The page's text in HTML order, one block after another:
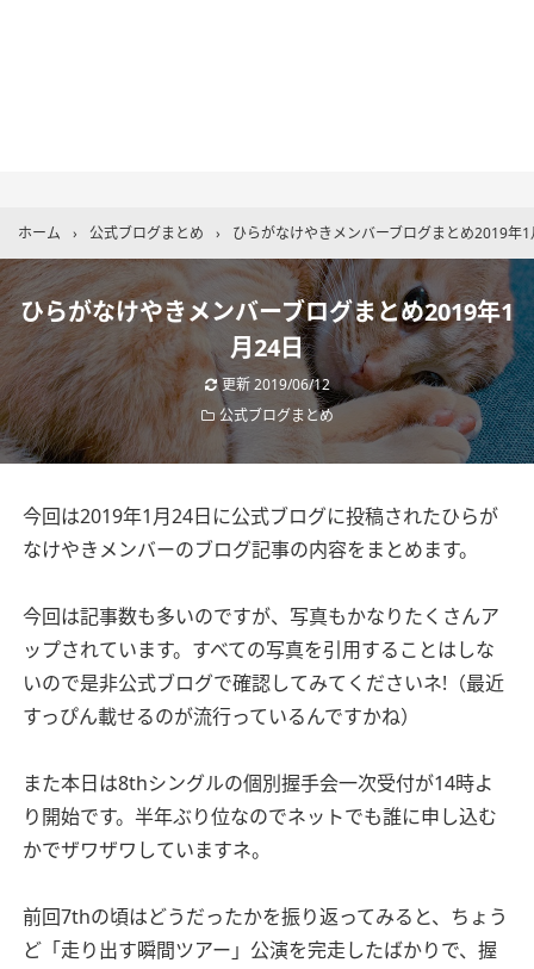
ホーム › 公式ブログまとめ › ひらがなけやきメンバーブログまとめ2019年
ひらがなけやきメンバーブログまとめ2019年1
月24日
更新2019/06/12
公式ブログまとめ
今回は2019年1月24日に公式ブログに投稿されたひらが
なけやきメンバーのブログ記事の内容をまとめます。
今回は記事数も多いのですが、写真もかなりたくさんア
ップされています。すべての写真を引用することはしな
いので是非公式ブログで確認してみてくださいネ!（最近
すっぴん載せるのが流行っているんですかね）
また本日は8thシングルの個別握手会一次受付が14時よ
り開始です。半年ぶり位なのでネットでも誰に申し込む
かでザワザワしていますネ。
前回7thの頃はどうだったかを振り返ってみると、ちょう
ど「走り出す瞬間ツアー」公演を完走したばかりで、握